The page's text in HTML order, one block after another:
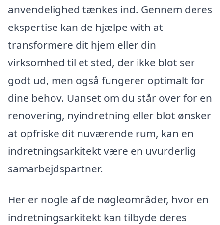
anvendelighed tænkes ind. Gennem deres
ekspertise kan de hjælpe with at
transformere dit hjem eller din
virksomhed til et sted, der ikke blot ser
godt ud, men også fungerer optimalt for
dine behov. Uanset om du står over for en
renovering, nyindretning eller blot ønsker
at opfriske dit nuværende rum, kan en
indretningsarkitekt være en uvurderlig
samarbejdspartner.
Her er nogle af de nøgleområder, hvor en
indretningsarkitekt kan tilbyde deres